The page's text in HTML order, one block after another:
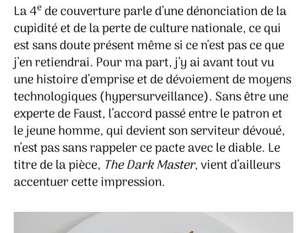
La 4ede couverture parle d’une dénonciation de la
cupidité et de la perte de culture nationale, ce qui
est sans doute présent même si ce n’est pas ce que
j’en retiendrai. Pour ma part, j’y ai avant tout vu
une histoire d’emprise et de dévoiement de moyens
technologiques (hypersurveillance). Sans être une
experte de Faust, l’accord passé entre le patron et
le jeune homme, qui devient son serviteur dévoué,
n’est pas sans rappeler ce pacte avec le diable. Le
titre de la pièce, The Dark Master, vient d’ailleurs
accentuer cette impression.